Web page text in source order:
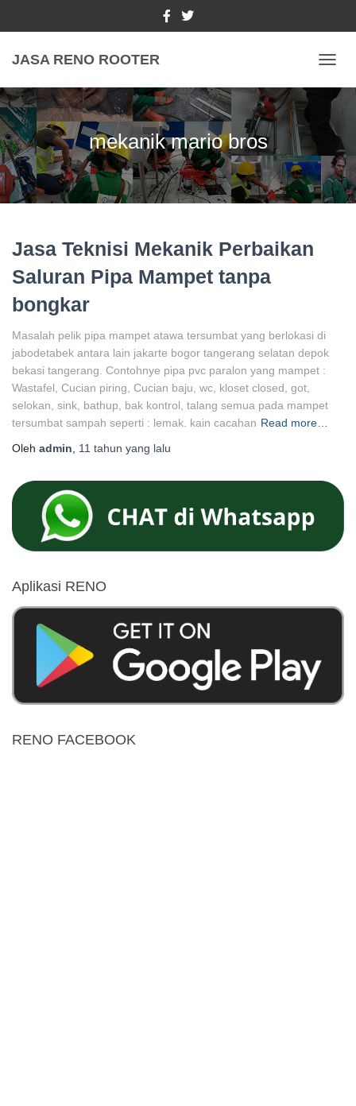
JASA RENO ROOTER
mekanik mario bros
Jasa Teknisi Mekanik Perbaikan
Saluran Pipa Mampet tanpa
bongkar
Masalah pelik pipa mampet atawa tersumbat yang berlokasi di
jabodetabek antara lain jakarte bogor tangerang selatan depok
bekasi tangerang. Contohnye pipa pvc paralon yang mampet :
Wastafel, Cucian piring, Cucian baju, wc, kloset closed, got,
selokan, sink, bathup, bak kontrol, talang semua pada mampet
tersumbat sampah seperti : lemak. kain cacahan Read more…
Oleh admin 11 tahun yang lalu
Aplikasi RENO
RENO FACEBOOK